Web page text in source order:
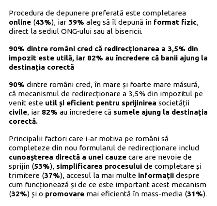
Procedura de depunere preferată este completarea
online(43%), iar39% aleg să îl depună în format fizic,
direct la sediul ONG‑ului sau al bisericii.
90% dintre români cred că redirecționarea a 3,5% din
impozit este utilă, iar 82% au încredere că banii ajung la
destinația corectă
90% dintre români cred, în mare și foarte mare măsură,
că mecanismul de redirecționare a 3,5% din impozitul pe
venit este util și eficient pentru sprijinirea societății
civile, iar 82% au încredere că sumele ajung la destinația
corectă.
Principalii factori care i-ar motiva pe români să
completeze din nou formularul de redirecționare includ
cunoașterea directă a unei cauzecare are nevoie de
sprijin (53%), simplificarea procesuluide completare și
trimitere (37%), accesul la mai multe informații despre
cum funcționează și de ce este important acest mecanism
(32%) și o promovare mai eficientă în mass-media (31%).